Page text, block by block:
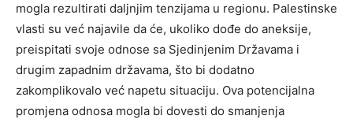
mogla rezultirati daljnjim tenzijama u regionu. Palestinske
vlasti su već najavile da će, ukoliko dođe do aneksije,
preispitati svoje odnose sa Sjedinjenim Državama i
drugim zapadnim državama, što bi dodatno
zakomplikovalo već napetu situaciju. Ova potencijalna
promjena odnosa mogla bi dovesti do smanjenja